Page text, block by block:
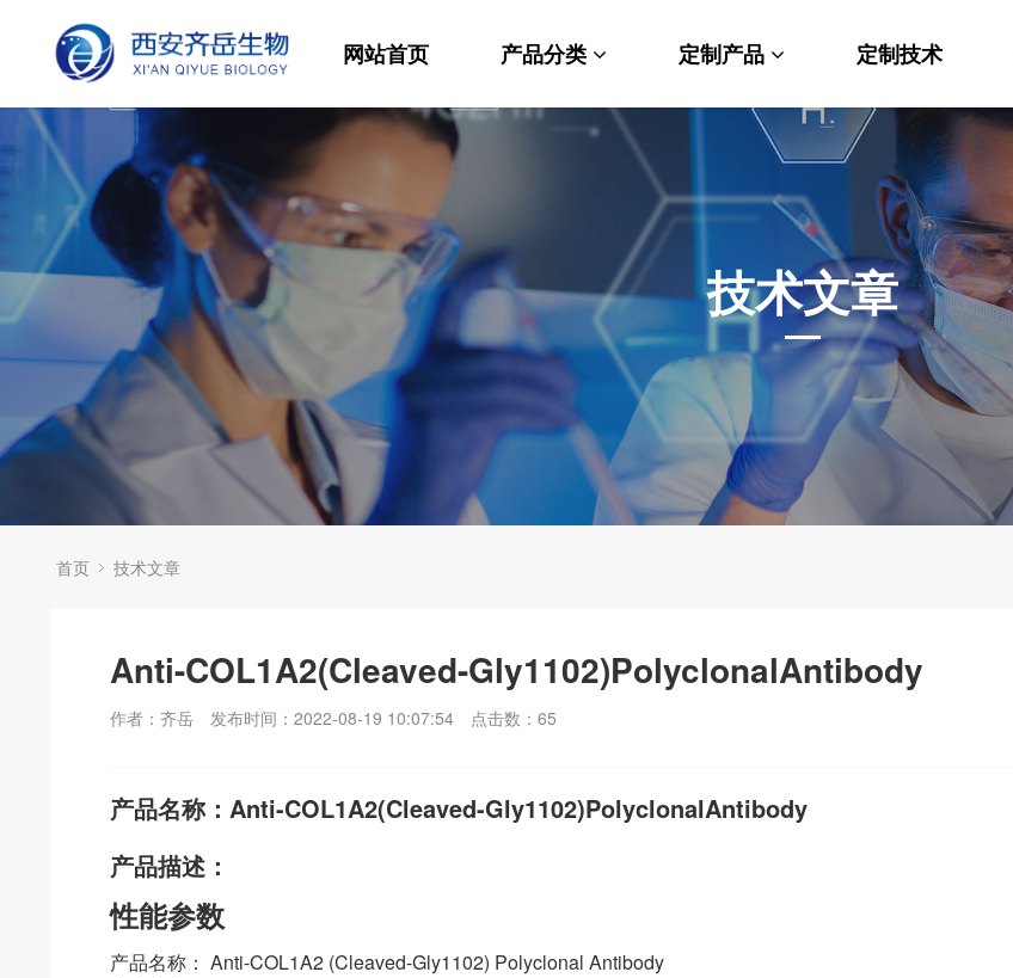
网站首页 产品分类
材料科学
生命科学
发光材料
功能性化学
分析化学
其他产品
定制产品
纳米材料定制
PEG衍生物
荧光标记定制
MOF材料定制
小分子定制
多肽定制
其他材料定制
定制技术
技术文章
首页 技术文章
Anti-COL1A2(Cleaved-Gly1102)PolyclonalAntibody
作者：齐岳 发布时间：2022-08-19 10:07:54 点击数： 65
产品名称：Anti-COL1A2(Cleaved-Gly1102)PolyclonalAntibody
产品描述：
性能参数
产品名称： Anti-COL1A2 (Cleaved-Gly1102) Polyclonal Antibody